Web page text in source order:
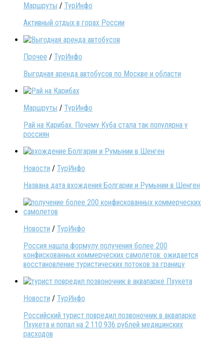
Маршруты / ТурИнфо
Активный отдых в горах России
Прочее / ТурИнфо
Выгодная аренда автобусов по Москве и области
Маршруты / ТурИнфо
Рай на Карибах. Почему Куба стала так популярна у
россиян
Новости / ТурИнфо
Названа дата вхождения Болгарии и Румынии в Шенген
Новости / ТурИнфо
Россия нашла формулу получения более 200
конфискованных коммерческих самолетов: ожидается
восстановление туристических потоков за границу
Новости / ТурИнфо
Российский турист повредил позвоночник в аквапарке
Пхукета и попал на 2 110 936 рублей медицинских
расходов